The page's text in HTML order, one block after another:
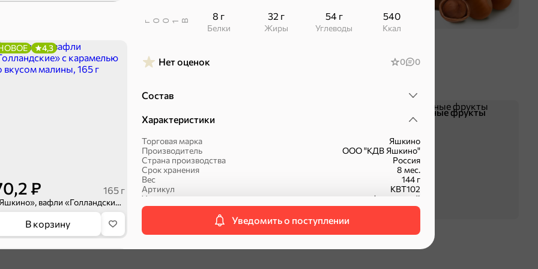
₽ 165 г
«Яшкино», вафли «Голландские» с карамелью со вкусом малины, 165 г
4,3
В корзину
В
1 00
г
8 г
Белки
32 г
Жиры
54 г
Углеводы
540
ккал
Нет оценок 0 0
Состав
Характеристики
Торговая марка
Яшкино
Производитель
ООО "КДВ Яшкино"
Страна производства
Россия
Срок хранения
8 мес.
Вес
144 г
Артикул
КВТ102
Упаковка
фасованный
Уведомить о поступлении
Халва, козинаки
Сушеные фрукты